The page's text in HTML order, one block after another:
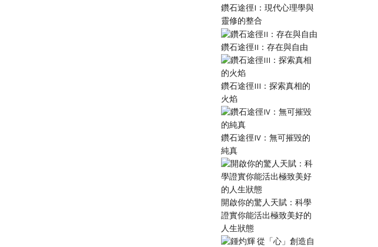
鑽石途徑I：現代心理學與
靈修的整合
鑽石途徑II：存在與自由
鑽石途徑III：探索真相的
火焰
鑽石途徑IV：無可摧毀的
純真
開啟你的驚人天賦：科學
證實你能活出極致美好的
人生狀態